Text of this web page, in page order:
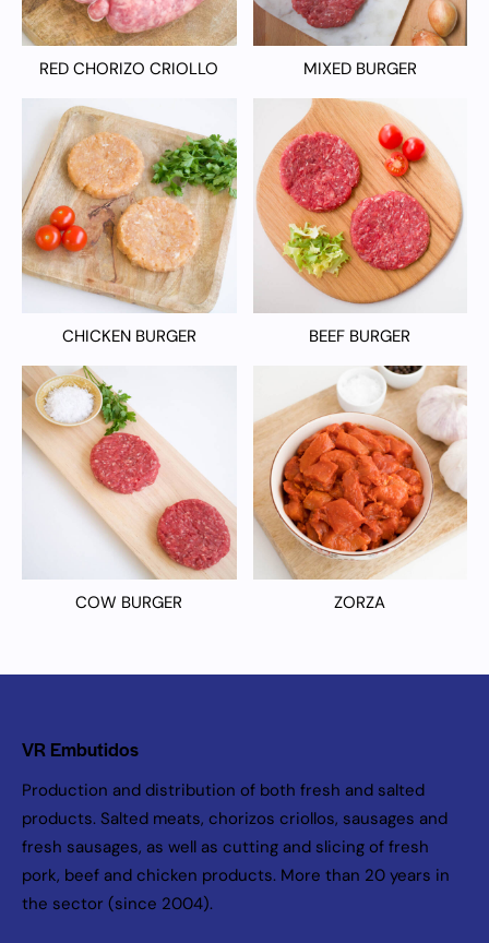
RED CHORIZO CRIOLLO MIXED BURGER
CHICKEN BURGER BEEF BURGER
COW BURGER ZORZA
VR Embutidos
Production and distribution of both fresh and salted
products. Salted meats, chorizos criollos, sausages and
fresh sausages, as well as cutting and slicing of fresh
pork, beef and chicken products. More than 20 years in
the sector (since 2004).